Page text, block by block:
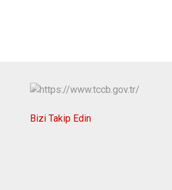
Bizi Takip Edin